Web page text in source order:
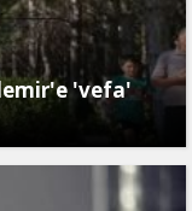
'vefa'